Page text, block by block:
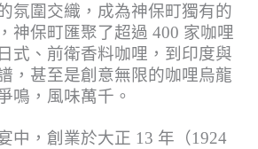
氛圍交織，成為神保町獨有的
神保町匯聚了超過 400 家咖哩
式、前衛香料咖哩，到印度與
，甚至是創意無限的咖哩烏龍
鳴，風味萬千。
中，創業於大正 13 年（1924